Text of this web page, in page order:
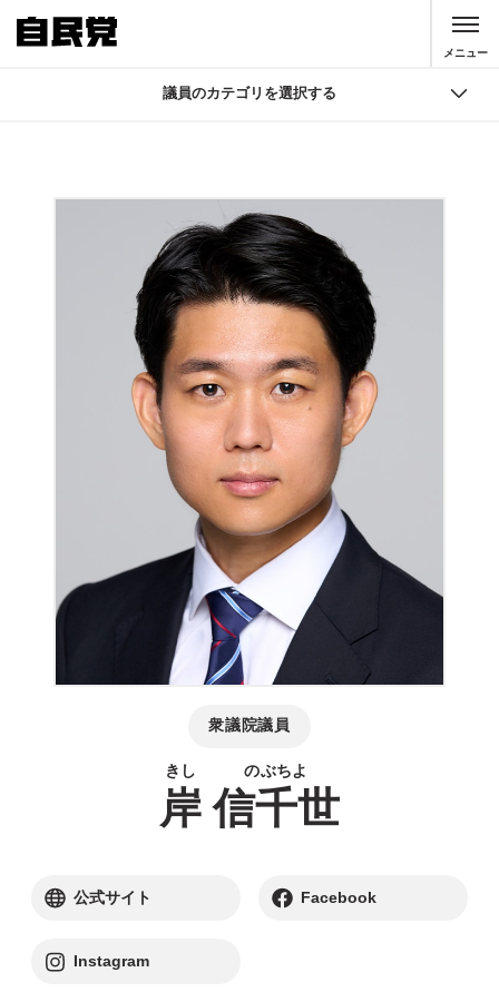
メニュー
議員のカテゴリを選択する
自由民主党 役員
大臣・副大臣・政務官
衆議院議員
岸 信千世
公式サイト
別ウィンドウリンク
Facebook
別ウィンドウリンク
Instagram
別ウィンドウリンク